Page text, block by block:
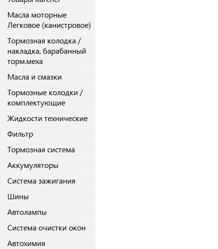
Масла моторные
Легковое (канистровое)
Тормозная колодка /
накладка, барабанный
торм.меха
Масла и смазки
Тормозные колодки /
комплектующие
Жидкости технические
Фильтр
Тормозная система
Аккумуляторы
Система зажигания
Шины
Автолампы
Система очистки окон
Автохимия